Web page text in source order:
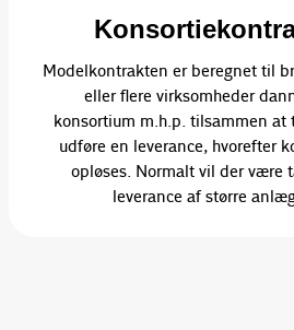
Modelkontrakten er beregnet til
eller flere virksomheder
konsortium m.h.p. tilsammen at
udføre en leverance, hvorefter
opløses. Normalt vil der være
leverance af større